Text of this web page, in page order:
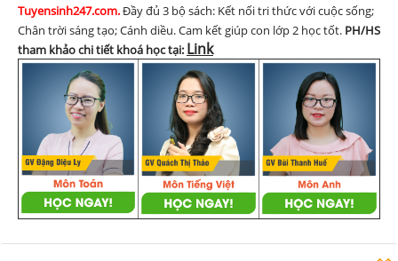
Tuyensinh247.com.Đầy đủ 3 bộ sách: Kết nối tri thức với cuộc sống;
Chân trời sáng tạo; Cánh diều. Cam kết giúp con lớp 2 học tốt. PH/HS
tham khảo chi tiết khoá học tại: Link